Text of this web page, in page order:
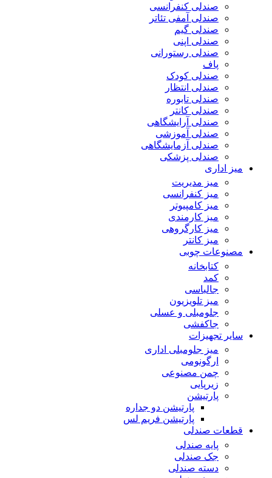
صندلی کنفرانسی
صندلی آمفی تئاتر
صندلی گیم
صندلی اپنی
صندلی رستورانی
پاف
صندلی کودک
صندلی انتظار
صندلی تابوره
صندلی کانتر
صندلی آرایشگاهی
صندلی آموزشی
صندلی آزمایشگاهی
صندلی پزشکی
میز اداری
میز مدیریت
میز کنفرانسی
میز کامپیوتر
میز کارمندی
میز کارگروهی
میز کانتر
مصنوعات چوبی
کتابخانه
کمد
جالباسی
میز تلویزیون
جلومبلی و عسلی
جاکفشی
سایر تجهیزات
میز جلومبلی اداری
ارگونومی
چمن مصنوعی
زیرپایی
پارتیشن
پارتیشن دو جداره
پارتیشن فریم لس
قطعات صندلی
پایه صندلی
جک صندلی
دسته صندلی